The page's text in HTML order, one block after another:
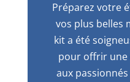
Préparez votre
vos plus belles
kit a été
pour offrir une
aux